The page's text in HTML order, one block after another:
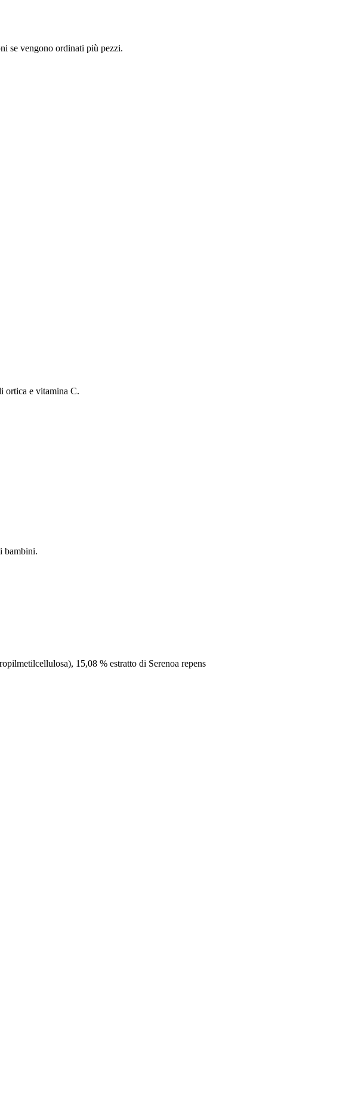
se vengono ordinati più pezzi.
ortica e vitamina C.
bambini.
15,08 % estratto di Serenoa repens